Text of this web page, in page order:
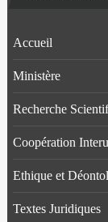
Accueil
Ministère
Recherche
Coopération
Ethique et
Textes Juridiques